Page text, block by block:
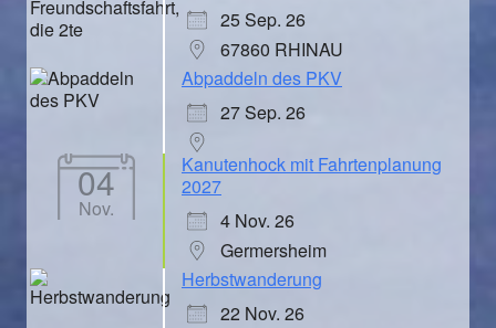
25 Sep. 26
67860 RHINAU
Abpaddeln des PKV
27 Sep. 26
04
Nov.
Kanutenhock mit Fahrtenplanung
2027
4 Nov. 26
Germersheim
Herbstwanderung
22 Nov. 26